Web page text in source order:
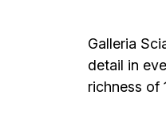
Galleria
detail in
richness of